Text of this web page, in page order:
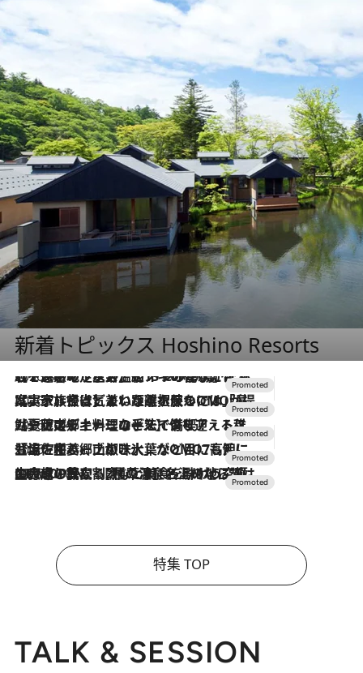
新着トピックス Hoshino Resorts
2026.8.7
【トンボの足水浴】ヒノキの香りに包まれて涼感マックス！約13℃の湧水かけ流しを避暑地「星野温泉 トンボの湯」で体験
2026.7.31
【ホテル帰省】という選択肢をOMOが提案。家族とほどよい距離を保つには「昼は実家、夜は気兼ねなくホテルで！」
2026.7.24
【夏限定ディナーコース】旬を迎える稚鮎や花ズッキーニなどをイタリア・トスカーナの郷土料理の手法で満喫！
2026.7.17
「土佐和ハーブかき氷」がOMO7高知に登場！生姜、山椒、大葉など目にも舌にも涼を呼ぶ郷土の味
2026.7.10
NEW OPEN！【界 草津】名湯の地に誕生。趣の異なる2種の温泉と上州ならではの会席・蕎麦割烹など美食を味わう究極の癒やし旅
特集 TOP
TALK & SESSION